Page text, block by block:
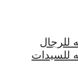
للرجال
للسيدات